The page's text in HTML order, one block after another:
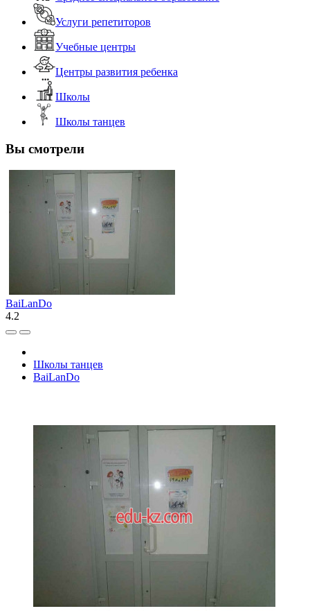
Услуги репетиторов
Учебные центры
Центры развития ребенка
Школы
Школы танцев
Вы смотрели
BaiLanDo
4.2
Школы танцев
BaiLanDo